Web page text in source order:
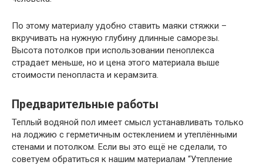
По этому материалу удобно ставить маяки стяжки –
вкручивать на нужную глубину длинные саморезы.
Высота потолков при использовании пеноплекса
страдает меньше, но и цена этого материала выше
стоимости пенопласта и керамзита.
Предварительные работы
Теплый водяной пол имеет смысл устанавливать только
на лоджию с герметичным остеклением и утеплёнными
стенами и потолком. Если вы это ещё не сделали, то
советуем обратиться к нашим материалам “Утепление